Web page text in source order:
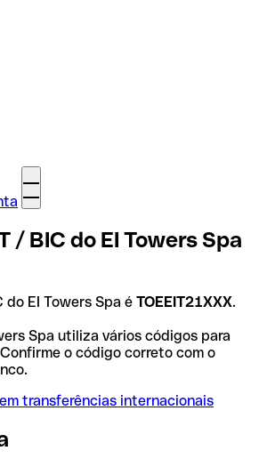
/ BIC do EI Towers Spa
do EI Towers Spa é TOEEIT21XXX.
Spa utiliza vários códigos para
o código correto com o
transferências internacionais